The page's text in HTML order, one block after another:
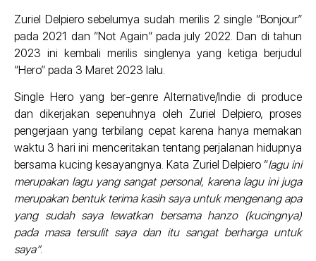
Zuriel Delpiero sebelumya sudah merilis 2 single “Bonjour”
pada 2021 dan “Not Again” pada july 2022. Dan di tahun
2023 ini kembali merilis singlenya yang ketiga berjudul
“Hero” pada 3 Maret 2023 lalu.
Single Hero yang ber-genre Alternative/Indie di produce
dan dikerjakan sepenuhnya oleh Zuriel Delpiero, proses
pengerjaan yang terbilang cepat karena hanya memakan
waktu 3 hari ini menceritakan tentang perjalanan hidupnya
bersama kucing kesayangnya. Kata Zuriel Delpiero “lagu ini
merupakan lagu yang sangat personal, karena lagu ini juga
merupakan bentuk terima kasih saya untuk mengenang apa
yang sudah saya lewatkan bersama hanzo (kucingnya)
pada masa tersulit saya dan itu sangat berharga untuk
saya”.